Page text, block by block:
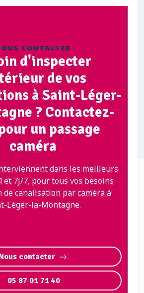
CONTACTER
d'inspecter
de vos
à Saint-Léger-
? Contactez-
un passage
caméra
dans les meilleurs
et 7j/7, pour tous vos besoins
de canalisation par caméra à
Léger-la-Montagne.
contacter
05 87 01 71 40